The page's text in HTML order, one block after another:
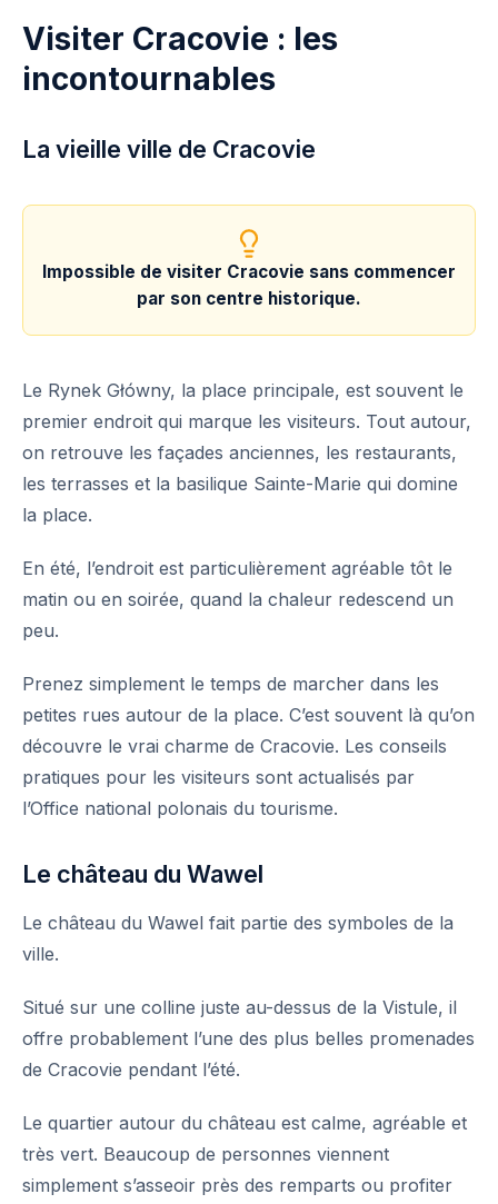
Visiter Cracovie : les
incontournables
La vieille ville de Cracovie
Impossible de visiter Cracovie sans commencer
par son centre historique.
Le Rynek Główny, la place principale, est souvent le
premier endroit qui marque les visiteurs. Tout autour,
on retrouve les façades anciennes, les restaurants,
les terrasses et la basilique Sainte-Marie qui domine
la place.
En été, l’endroit est particulièrement agréable tôt le
matin ou en soirée, quand la chaleur redescend un
peu.
Prenez simplement le temps de marcher dans les
petites rues autour de la place. C’est souvent là qu’on
découvre le vrai charme de Cracovie. Les conseils
pratiques pour les visiteurs sont actualisés par
l’Office national polonais du tourisme.
Le château du Wawel
Le château du Wawel fait partie des symboles de la
ville.
Situé sur une colline juste au-dessus de la Vistule, il
offre probablement l’une des plus belles promenades
de Cracovie pendant l’été.
Le quartier autour du château est calme, agréable et
très vert. Beaucoup de personnes viennent
simplement s’asseoir près des remparts ou profiter